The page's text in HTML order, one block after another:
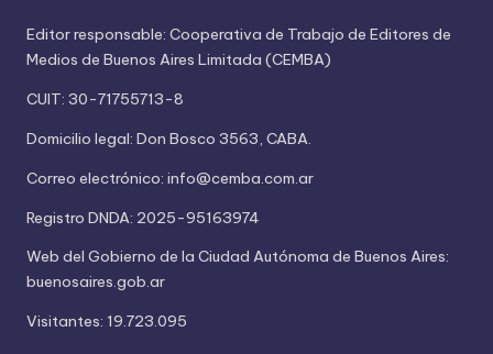
Editor responsable: Cooperativa de Trabajo de Editores de
Medios de Buenos Aires Limitada (CEMBA)
CUIT: 30-71755713-8
Domicilio legal: Don Bosco 3563, CABA.
Correo electrónico: info@cemba.com.ar
Registro DNDA: 2025-95163974
Web del Gobierno de la Ciudad Autónoma de Buenos Aires:
buenosaires.gob.ar
Visitantes: 19.723.095